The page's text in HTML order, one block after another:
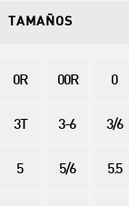
TAMAÑOS
0R 00R 0
3T 3-6 3/6
5 5/6 5.5